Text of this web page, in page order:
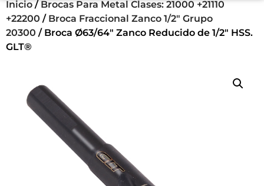
Inicio / Brocas Para Metal Clases: 21000 +21110
+22200 / Broca Fraccional Zanco 1/2" Grupo
20300 / Broca Ø63/64″ Zanco Reducido de 1/2″ HSS.
GLT®